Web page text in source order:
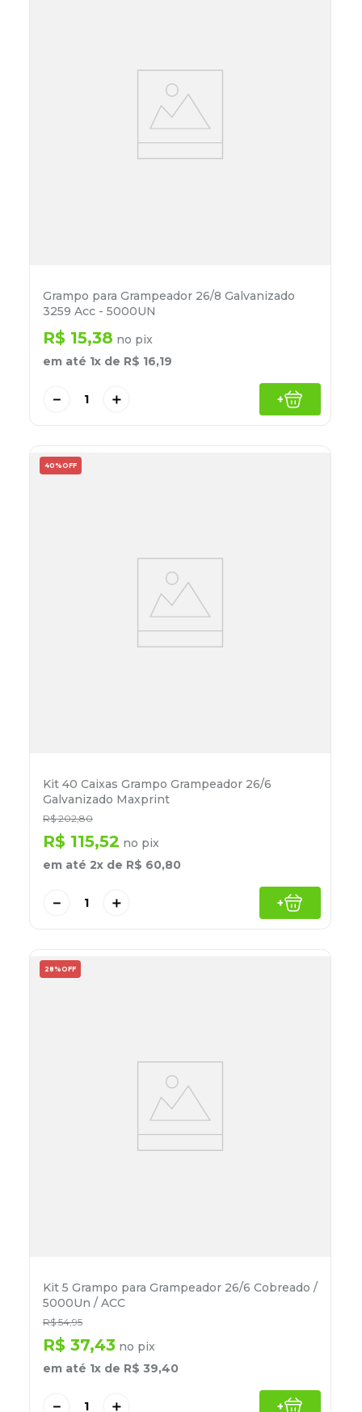
Grampo para Grampeador 26/8 Galvanizado
3259 Acc - 5000UN
R$ 15,38 no pix
em até 1x de R$ 16,19
＋
－ +
40% OFF
Kit 40 Caixas Grampo Grampeador 26/6
Galvanizado Maxprint
R$ 202,80
R$ 115,52 no pix
em até 2x de R$ 60,80
＋
－ +
28% OFF
Kit 5 Grampo para Grampeador 26/6 Cobreado /
5000Un / ACC
R$ 54,95
R$ 37,43 no pix
em até 1x de R$ 39,40
＋
－ +